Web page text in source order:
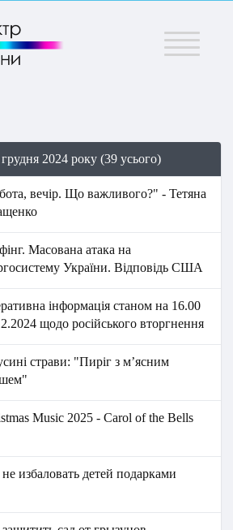
Меню
грудня 2024 року (39 усього)
вечір. Що важливого?" - Тетяна
Масована атака на
України. Відповідь США
інформація станом на 16.00
щодо російського вторгнення
страви: "Пиріг з м’ясним
Music 2025 - Carol of the Bells
избаловать детей подарками